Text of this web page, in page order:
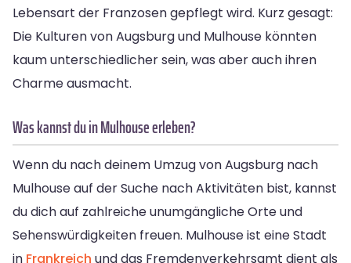
Lebensart der Franzosen gepflegt wird. Kurz gesagt:
Die Kulturen von Augsburg und Mulhouse könnten
kaum unterschiedlicher sein, was aber auch ihren
Charme ausmacht.
Was kannst du in Mulhouse erleben?
Wenn du nach deinem Umzug von Augsburg nach
Mulhouse auf der Suche nach Aktivitäten bist, kannst
du dich auf zahlreiche unumgängliche Orte und
Sehenswürdigkeiten freuen. Mulhouse ist eine Stadt
in Frankreich und das Fremdenverkehrsamt dient als